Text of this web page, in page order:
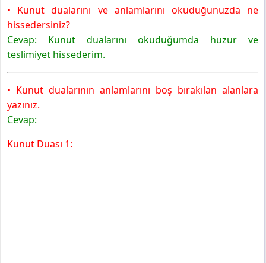
• Kunut dualarını ve anlamlarını okuduğunuzda ne
hissedersiniz?
Cevap: Kunut dualarını okuduğumda huzur ve
teslimiyet hissederim.
• Kunut dualarının anlamlarını boş bırakılan alanlara
yazınız.
Cevap:
Kunut Duası 1: